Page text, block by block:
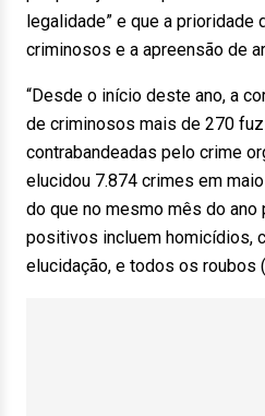
legalidade” e que a prioridade
criminosos e a apreensão de
“Desde o início deste ano, a
de criminosos mais de 270
contrabandeadas pelo crime
elucidou 7.874 crimes em
do que no mesmo mês do ano
positivos incluem homicídios,
elucidação, e todos os roubos